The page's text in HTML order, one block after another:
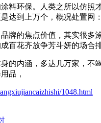
环保。人类之所以仿照
达到上万个，概况处置网
的焦点价值，其实很多
百花齐放争芳斗妍的场合
内涵，多达几万家，不
品，
1048.html